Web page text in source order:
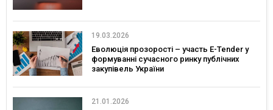
19.03.2026
Еволюція прозорості – участь E-Tender у
формуванні сучасного ринку публічних
закупівель України
21.01.2026